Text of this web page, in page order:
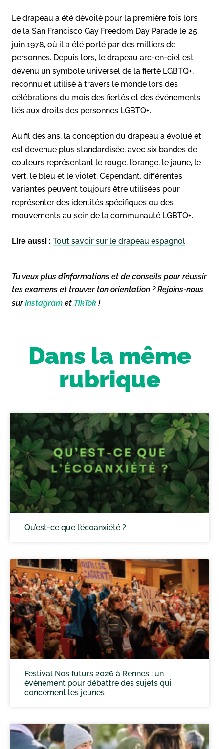
Le drapeau a été dévoilé pour la première fois lors
de la San Francisco Gay Freedom Day Parade le 25
juin 1978, où il a été porté par des milliers de
personnes. Depuis lors, le drapeau arc-en-ciel est
devenu un symbole universel de la fierté LGBTQ+,
reconnu et utilisé à travers le monde lors des
célébrations du mois des fiertés et des événements
liés aux droits des personnes LGBTQ+.
Au fil des ans, la conception du drapeau a évolué et
est devenue plus standardisée, avec six bandes de
couleurs représentant le rouge, l’orange, le jaune, le
vert, le bleu et le violet. Cependant, différentes
variantes peuvent toujours être utilisées pour
représenter des identités spécifiques ou des
mouvements au sein de la communauté LGBTQ+.
Lire aussi : Tout savoir sur le drapeau espagnol
Tu veux plus d’informations et de conseils pour réussir
tes examens et trouver ton orientation ? Rejoins-nous
surInstagram et TikTok !
Dans la même
rubrique
Qu’est-ce que l’écoanxiété ?
Festival Nos futurs 2026 à Rennes : un
événement pour débattre des sujets qui
concernent les jeunes